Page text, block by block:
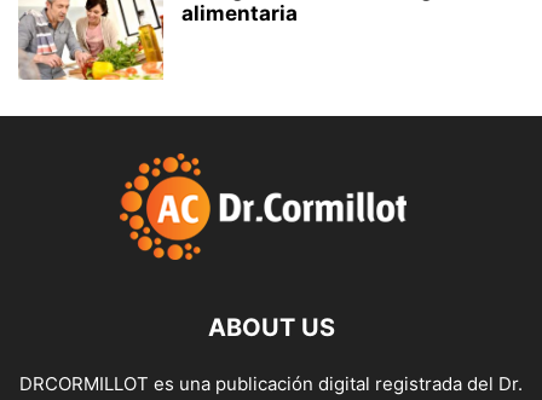
alimentaria
ABOUT US
DRCORMILLOT es una publicación digital registrada del Dr.